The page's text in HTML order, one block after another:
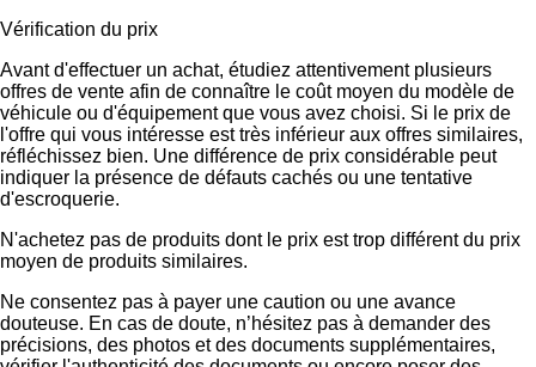
Vérification du prix
Avant d'effectuer un achat, étudiez attentivement plusieurs
offres de vente afin de connaître le coût moyen du modèle de
véhicule ou d'équipement que vous avez choisi. Si le prix de
l'offre qui vous intéresse est très inférieur aux offres similaires,
réfléchissez bien. Une différence de prix considérable peut
indiquer la présence de défauts cachés ou une tentative
d'escroquerie.
N'achetez pas de produits dont le prix est trop différent du prix
moyen de produits similaires.
Ne consentez pas à payer une caution ou une avance
douteuse. En cas de doute, n’hésitez pas à demander des
précisions, des photos et des documents supplémentaires,